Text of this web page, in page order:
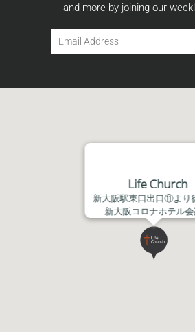
and more by joining our
Life Church
新大阪駅東口出口⑪より
新大阪コロナホテル